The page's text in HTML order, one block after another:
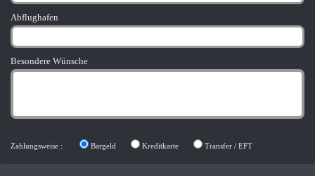
Abflughafen
Besondere Wünsche
Zahlungsweise : Bargeld Kreditkarte Transfer / EFT